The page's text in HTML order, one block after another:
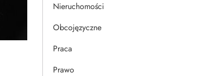
Nieruchomości
Obcojęzyczne
Praca
Prawo